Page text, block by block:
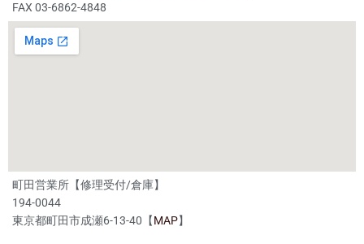
FAX 03-6862-4848
町田営業所【修理受付/倉庫】
194-0044
東京都町田市成瀬6-13-40【MAP】